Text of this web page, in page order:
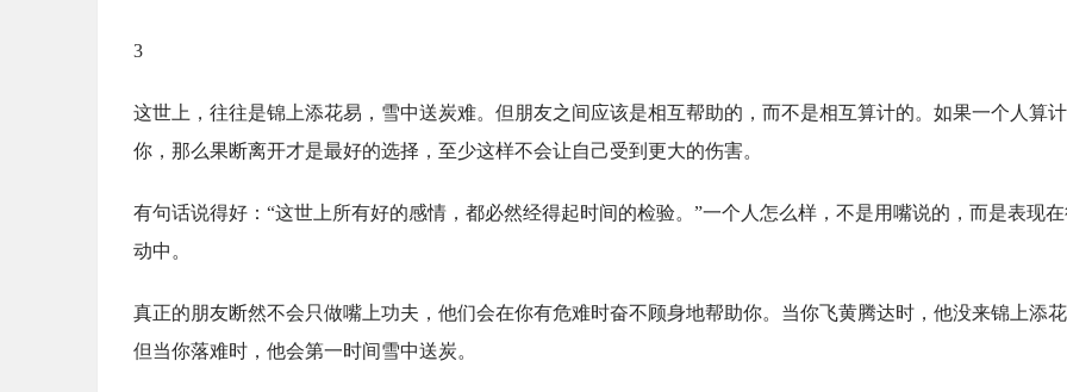
3
这世上，往往是锦上添花易，雪中送炭难。但朋友之间应该是相互帮助的，而不是相互算计的。如果一个人算计
你，那么果断离开才是最好的选择，至少这样不会让自己受到更大的伤害。
有句话说得好：“这世上所有好的感情，都必然经得起时间的检验。”一个人怎么样，不是用嘴说的，而是表现
动中。
真正的朋友断然不会只做嘴上功夫，他们会在你有危难时奋不顾身地帮助你。当你飞黄腾达时，他没来锦上添
但当你落难时，他会第一时间雪中送炭。